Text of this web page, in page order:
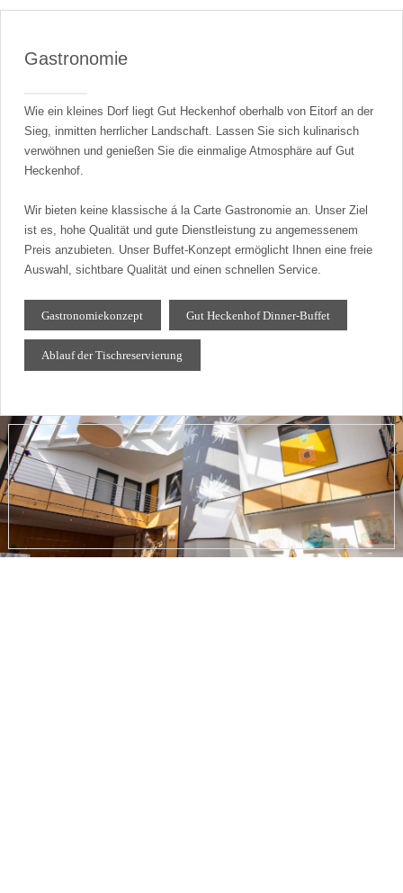
Gastronomie
Wie ein kleines Dorf liegt Gut Heckenhof oberhalb von Eitorf an der
Sieg, inmitten herrlicher Landschaft. Lassen Sie sich kulinarisch
verwöhnen und genießen Sie die einmalige Atmosphäre auf Gut
Heckenhof.
Wir bieten keine klassische á la Carte Gastronomie an. Unser Ziel
ist es, hohe Qualität und gute Dienstleistung zu angemessenem
Preis anzubieten. Unser Buffet-Konzept ermöglicht Ihnen eine freie
Auswahl, sichtbare Qualität und einen schnellen Service.
Gastronomiekonzept Gut Heckenhof Dinner-Buffet
Ablauf der Tischreservierung